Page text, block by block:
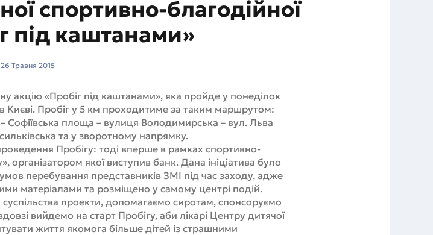
спортивно-благодійної
під каштанами»
26 Травня 2015
акцію «Пробіг під каштанами», яка пройде у понеділок
Києві. Пробіг у 5 км проходитиме за таким маршрутом:
площа – вулиця Володимирська – вул. Льва
та у зворотному напрямку.
Пробігу: тоді вперше в рамках спортивно-
організатором якої виступив банк. Дана ініціатива було
перебування представників ЗМІ під час заходу, адже
матеріалами та розміщено у самому центрі подій.
проекти, допомагаємо сиротам, спонсоруємо
вийдемо на старт Пробігу, аби лікарі Центру дитячої
життя якомога більше дітей із страшними